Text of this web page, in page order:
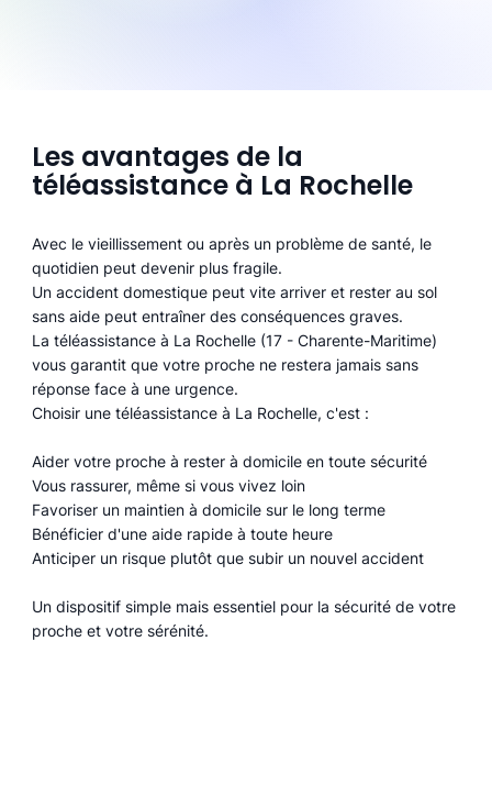
Les avantages de la
téléassistance à La Rochelle
Avec le vieillissement ou après un problème de santé, le
quotidien peut devenir plus fragile.
Un accident domestique peut vite arriver et rester au sol
sans aide peut entraîner des conséquences graves.
La téléassistance à La Rochelle (17 - Charente-Maritime)
vous garantit que votre proche ne restera jamais sans
réponse face à une urgence.
Choisir une téléassistance à La Rochelle, c'est :
Aider votre proche à rester à domicile en toute sécurité
Vous rassurer, même si vous vivez loin
Favoriser un maintien à domicile sur le long terme
Bénéficier d'une aide rapide à toute heure
Anticiper un risque plutôt que subir un nouvel accident
Un dispositif simple mais essentiel pour la sécurité de votre
proche et votre sérénité.